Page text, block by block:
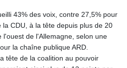
43% des voix, contre 27,5% pour
CDU, à la tête depuis plus de 20
de l'Allemagne, selon une
la chaîne publique ARD.
tête de la coalition au pouvoir